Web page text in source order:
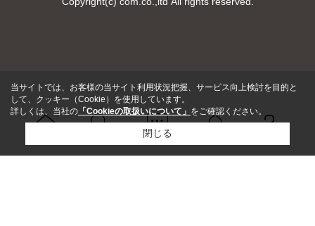
問い合せ
当サイトでは、お客様の当サイト利用状況把握、サービス向上検討を目的と
して、クッキー（Cookie）を使用しています。
詳しくは、当社の 「Cookieの取扱いについて」 をご確認ください。
閉じる